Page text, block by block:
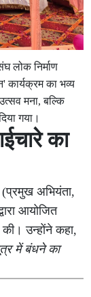
लोक निर्माण
कार्यक्रम का भव्य
मना, बल्कि
गया।
का
अभियंता,
आयोजित
उन्होंने कहा,
में बंधने का